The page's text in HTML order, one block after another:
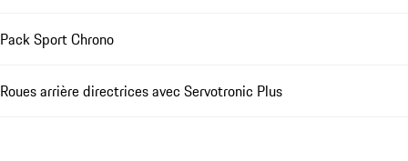
Pack Sport Chrono
Roues arrière directrices avec Servotronic Plus